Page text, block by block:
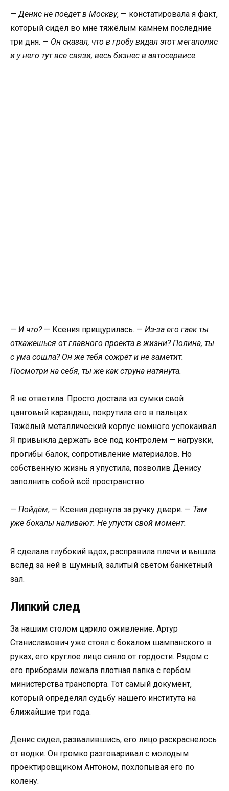
—Денис не поедет в Москву, — констатировала я факт,
который сидел во мне тяжёлым камнем последние
три дня. — Он сказал, что в гробу видал этот мегаполис
и у него тут все связи, весь бизнес в автосервисе.
— И что?— Ксения прищурилась. — Из-за его гаек ты
откажешься от главного проекта в жизни? Полина, ты
с ума сошла? Он же тебя сожрёт и не заметит.
Посмотри на себя, ты же как струна натянута.
Я не ответила. Просто достала из сумки свой
цанговый карандаш, покрутила его в пальцах.
Тяжёлый металлический корпус немного успокаивал.
Я привыкла держать всё под контролем — нагрузки,
прогибы балок, сопротивление материалов. Но
собственную жизнь я упустила, позволив Денису
заполнить собой всё пространство.
— Пойдём, — Ксения дёрнула за ручку двери. — Там
уже бокалы наливают. Не упусти свой момент.
Я сделала глубокий вдох, расправила плечи и вышла
вслед за ней в шумный, залитый светом банкетный
зал.
Липкий след
За нашим столом царило оживление. Артур
Станиславович уже стоял с бокалом шампанского в
руках, его круглое лицо сияло от гордости. Рядом с
его приборами лежала плотная папка с гербом
министерства транспорта. Тот самый документ,
который определял судьбу нашего института на
ближайшие три года.
Денис сидел, развалившись, его лицо раскраснелось
от водки. Он громко разговаривал с молодым
проектировщиком Антоном, похлопывая его по
колену.